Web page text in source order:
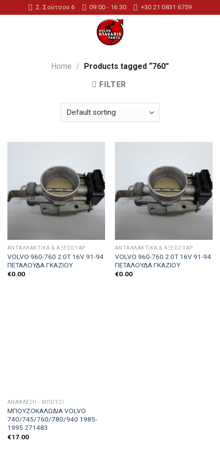
to
Σ. Σούτσου 6 09:00 - 16:30 +30 21 0831 6759
Home / Products tagged “760”
FILTER
ΑΝΤΑΛΛΑΚΤΙΚΑ & ΑΞΕΣΟΥΆΡ
VOLVO 960-760 2.0T 16V 91-94
ΠΕΤΑΛΟΥΔΑ ΓΚΑΖΙΟΥ
€0.00
ΑΝΤΑΛΛΑΚΤΙΚΑ & ΑΞΕΣΟΥΆΡ
VOLVO 960-760 2.0T 16V 91-94
ΠΕΤΑΛΟΥΔΑ ΓΚΑΖΙΟΥ
€0.00
ΑΝΆΦΛΕΞΗ - ΜΠΟΥΖΊ
ΜΠΟΥΖΟΚΑΛΩΔΙΑ VOLVO
740/745/760/780/940 1985-
1995 271483
€17.00